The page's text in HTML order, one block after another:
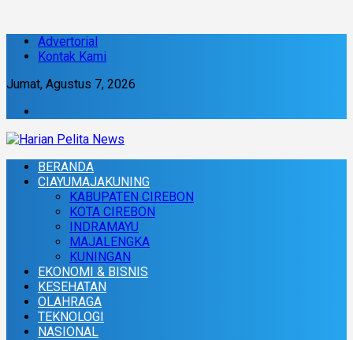
Advertorial
Kontak Kami
Jumat, Agustus 7, 2026
BERANDA
CIAYUMAJAKUNING
KABUPATEN CIREBON
KOTA CIREBON
INDRAMAYU
MAJALENGKA
KUNINGAN
EKONOMI & BISNIS
KESEHATAN
OLAHRAGA
TEKNOLOGI
NASIONAL